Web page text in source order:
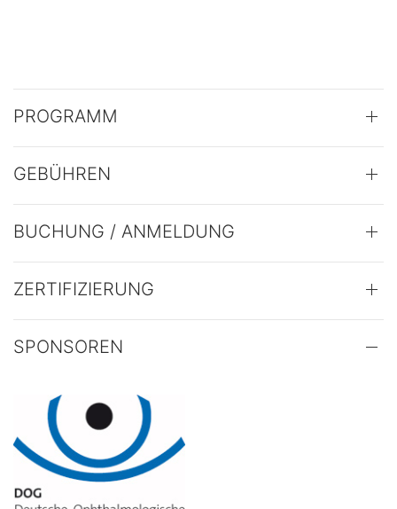
PROGRAMM
GEBÜHREN
BUCHUNG / ANMELDUNG
ZERTIFIZIERUNG
SPONSOREN